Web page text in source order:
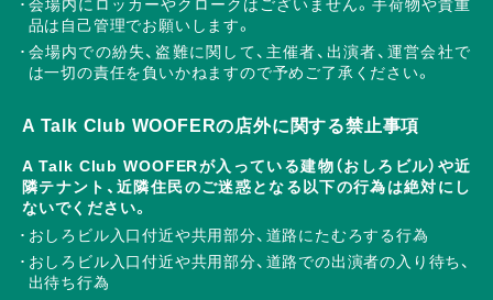
会場内にロッカーやクロークはございません。手荷物や貴重
品は自己管理でお願いします。
会場内での紛失、盗難に関して、主催者、出演者、運営会社で
は一切の責任を負いかねますので予めご了承ください。
A Talk Club WOOFERの店外に関する禁止事項
A Talk Club WOOFERが入っている建物（おしろビル）や近
隣テナント、近隣住民のご迷惑となる以下の行為は絶対にし
ないでください。
おしろビル入口付近や共用部分、道路にたむろする行為
おしろビル入口付近や共用部分、道路での出演者の入り待ち、
出待ち行為